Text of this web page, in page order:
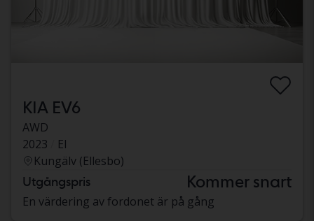
KIA EV6
AWD
2023
El
Kungälv (Ellesbo)
Utgångspris Kommer snart
En värdering av fordonet är på gång